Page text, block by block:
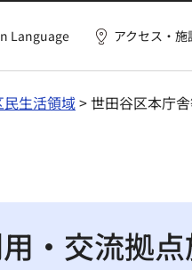
Language アクセス・施
民生活領域> 世田谷区本庁
・交流拠